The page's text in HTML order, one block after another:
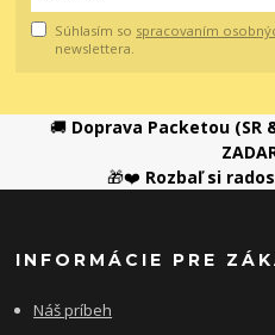
Súhlasím so spracovaním
newslettera.
🚚 Doprava Packetou (SR
🎁❤️ Rozbaľ si
INFORMÁCIE PRE
Náš príbeh